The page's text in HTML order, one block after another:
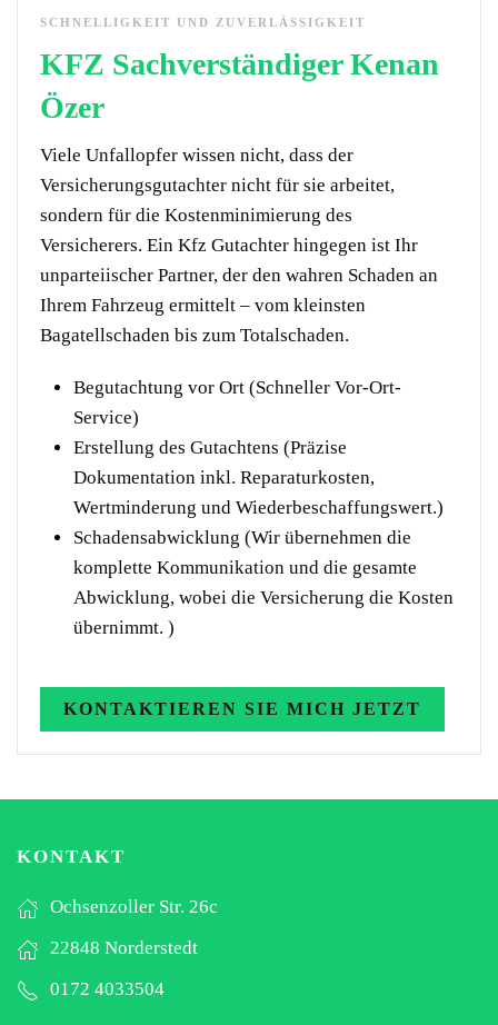
SCHNELLIGKEIT UND ZUVERLÄSSIGKEIT
KFZ Sachverständiger Kenan
Özer
Viele Unfallopfer wissen nicht, dass der
Versicherungsgutachter nicht für sie arbeitet,
sondern für die Kostenminimierung des
Versicherers. Ein Kfz Gutachter hingegen ist Ihr
unparteiischer Partner, der den wahren Schaden an
Ihrem Fahrzeug ermittelt – vom kleinsten
Bagatellschaden bis zum Totalschaden.
Begutachtung vor Ort (Schneller Vor-Ort-
Service)
Erstellung des Gutachtens (Präzise
Dokumentation inkl. Reparaturkosten,
Wertminderung und Wiederbeschaffungswert.)
Schadensabwicklung (Wir übernehmen die
komplette Kommunikation und die gesamte
Abwicklung, wobei die Versicherung die Kosten
übernimmt. )
KONTAKTIEREN SIE MICH JETZT
KONTAKT
Ochsenzoller Str. 26c
22848 Norderstedt
0172 4033504